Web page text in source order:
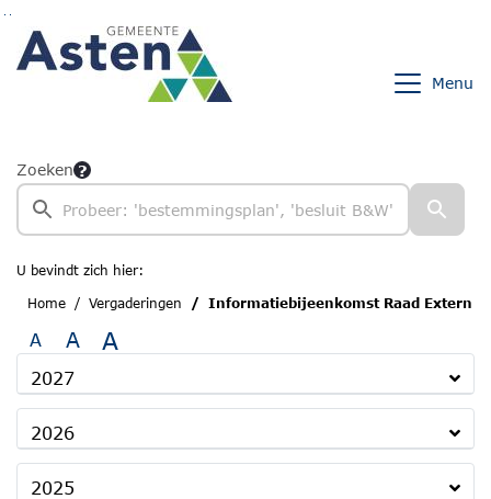
Ga naar de inhoud van deze pagina
Ga naar het zoeken
Ga naar het menu
Menu
Zoeken
U bevindt zich hier:
Home
Vergaderingen Informatiebijeenkomst Raad Extern
A A A
2027
2026
2025